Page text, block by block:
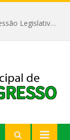
11ª Reunião Ordinária do 1° Período da 2°Sessão Legislativa da 9ª Legislatura do Poder Legislativo